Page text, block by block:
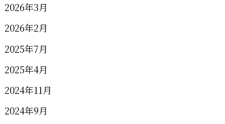
2026年3月
2026年2月
2025年7月
2025年4月
2024年11月
2024年9月